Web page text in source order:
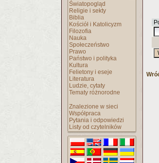
Światopogląd
Religie i sekty
Biblia
Kościół i Katolicyzm
Filozofia
Nauka
Społeczeństwo
Prawo
Państwo i polityka
Kultura
Felietony i eseje
Literatura
Ludzie, cytaty
Tematy różnorodne
Znalezione w sieci
Współpraca
Pytania i odpowiedzi
Listy od czytelników